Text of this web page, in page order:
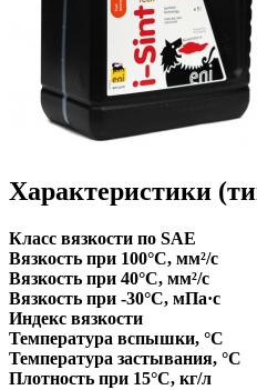
Характеристики
Класс вязкости по SAE
Вязкость при 100°С, мм²/с
Вязкость при 40°С, мм²/с
Вязкость при -30°С, мПа·с
Индекс вязкости
Температура вспышки, °C
Температура застывания, °C
Плотность при 15°С, кг/л